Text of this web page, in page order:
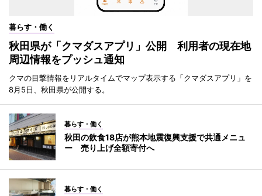
暮らす・働く
秋田県が「クマダスアプリ」公開 利用者の現在地
周辺情報をプッシュ通知
クマの目撃情報をリアルタイムでマップ表示する「クマダスアプリ」を
8月5日、秋田県が公開する。
暮らす・働く
秋田の飲食18店が熊本地震復興支援で共通メニュ
ー 売り上げ全額寄付へ
暮らす・働く